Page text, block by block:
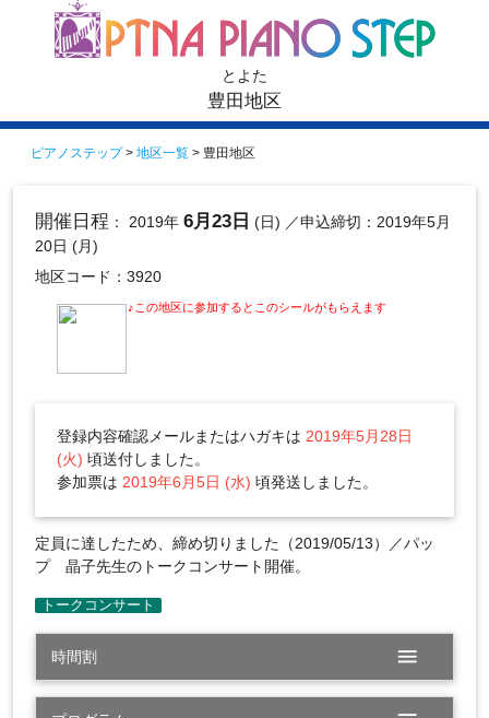
とよた
豊田地区
ピアノステップ> 地区一覧 > 豊田地区
開催日程 ： 2019年 6月23日 (日) ／申込締切：2019年5月
20日 (月)
地区コード：3920
♪この地区に参加するとこのシールがもらえます
登録内容確認メールまたはハガキは 2019年5月28日
(火) 頃送付しました。
参加票は 2019年6月5日 (水) 頃発送しました。
定員に達したため、締め切りました（2019/05/13）／パッ
プ 晶子先生のトークコンサート開催。
時間割 menu